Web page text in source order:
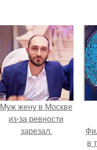
Mуж жену в Москве
из-за ревности
зарезал.
в